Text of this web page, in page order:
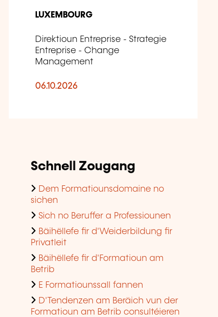
LUXEMBOURG
Direktioun Entreprise - Strategie
Entreprise - Change
Management
06.10.2026
Schnell Zougang
Dem Formatiounsdomaine no
sichen
Sich no Beruffer a Professiounen
Bäihëllefe fir d'Weiderbildung fir
Privatleit
Bäihëllefe fir d'Formatioun am
Betrib
E Formatiounssall fannen
D'Tendenzen am Beräich vun der
Formatioun am Betrib consultéieren